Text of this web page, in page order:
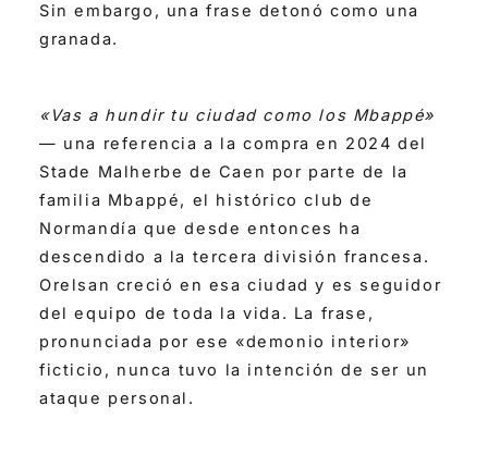
Sin embargo, una frase detonó como una
granada.
«Vas a hundir tu ciudad como los Mbappé»
— una referencia a la compra en 2024 del
Stade Malherbe de Caen por parte de la
familia Mbappé, el histórico club de
Normandía que desde entonces ha
descendido a la tercera división francesa.
Orelsan creció en esa ciudad y es seguidor
del equipo de toda la vida. La frase,
pronunciada por ese «demonio interior»
ficticio, nunca tuvo la intención de ser un
ataque personal.